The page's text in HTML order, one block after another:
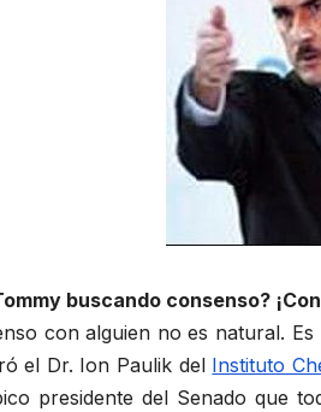
buscando consenso?
con alguien no es natural.
el Dr. Ion Paulik del Instituto
presidente del Senado que